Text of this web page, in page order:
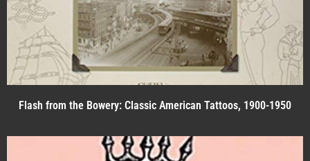
Flash from the Bowery: Classic American Tattoos, 1900-1950